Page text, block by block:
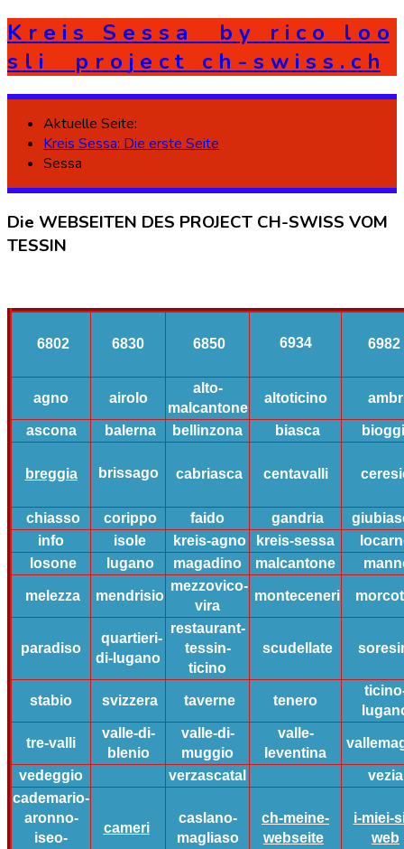
K r e i s S e s s a b y r i c o l o o
s l i p r o j e c t c h - s w i s s . c h
Aktuelle Seite:
Kreis Sessa: Die erste Seite
Sessa
Die WEBSEITEN DES PROJECT CH-SWISS VOM
TESSIN
6802 6830 6850 6934 6982
agno airolo
alto-
malcantone
altoticino
ascona balerna bellinzona biasca
breggia brissago cabriasca centavalli
chiasso corippo faido gandria
info
isole kreis-agno kreis-sessa
losone
lugano magadino malcantone
melezza mendrisio
mezzovico-
vira
monteceneri
paradiso
quartieri-
di-lugano
restaurant-
tessin-
ticino
scudellate
stabio svizzera taverne tenero
tre-valli
valle-di-
blenio
valle-di-
muggio
valle-
leventina
vedeggio verzascatal
vezia
cademario-
aronno-
iseo-
cameri
caslano-
magliaso
ch-meine-
webseite
i-miei-
web